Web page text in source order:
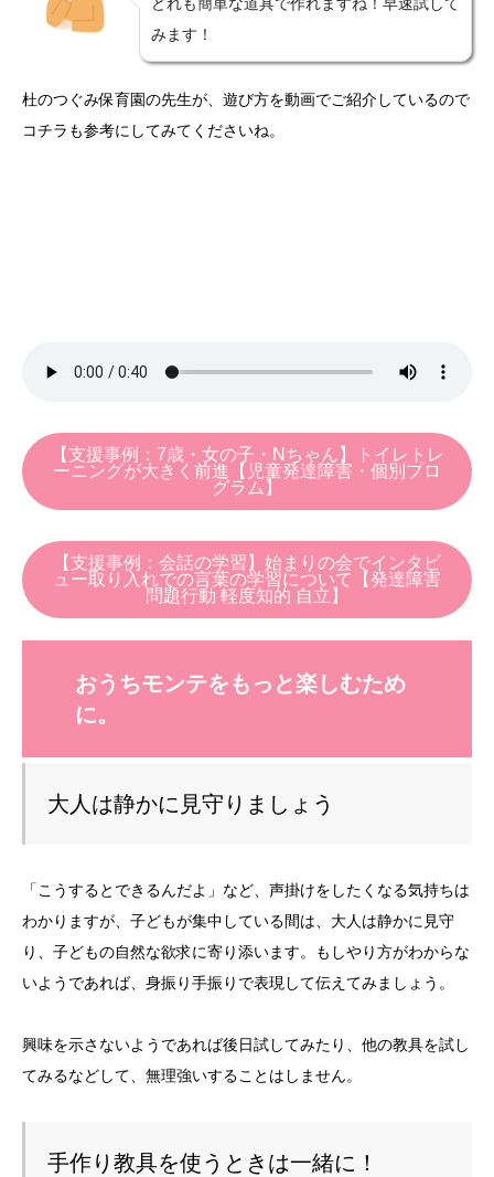
みます！
杜のつぐみ保育園の先生が、遊び方を動画でご紹介しているので
コチラも参考にしてみてくださいね。
【支援事例：7歳・女の子・Nちゃん】トイレトレ
ーニングが大きく前進【児童発達障害・個別プロ
グラム】
【支援事例：会話の学習】始まりの会でインタビ
ュー取り入れでの言葉の学習について【発達障害
問題行動 軽度知的 自立】
おうちモンテをもっと楽しむため
に。
大人は静かに見守りましょう
「こうするとできるんだよ」など、声掛けをしたくなる気持ちは
わかりますが、子どもが集中している間は、大人は静かに見守
り、子どもの自然な欲求に寄り添います。もしやり方がわからな
いようであれば、身振り手振りで表現して伝えてみましょう。
興味を示さないようであれば後日試してみたり、他の教具を試し
てみるなどして、無理強いすることはしません。
手作り教具を使うときは一緒に！